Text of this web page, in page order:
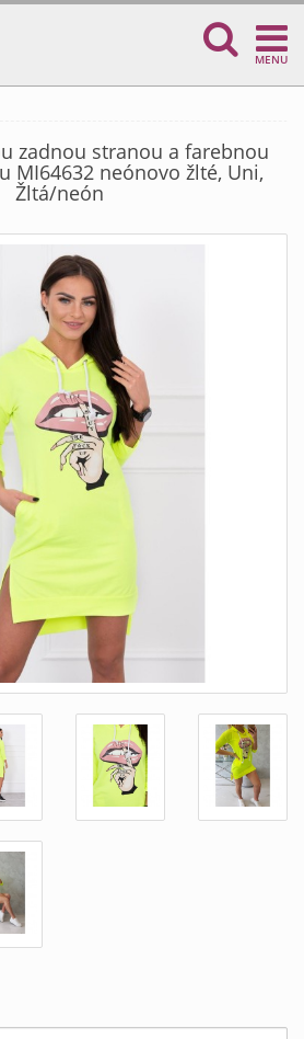
MENU
zadnou stranou a farebnou
MI64632 neónovo žlté, Uni,
Žltá/neón